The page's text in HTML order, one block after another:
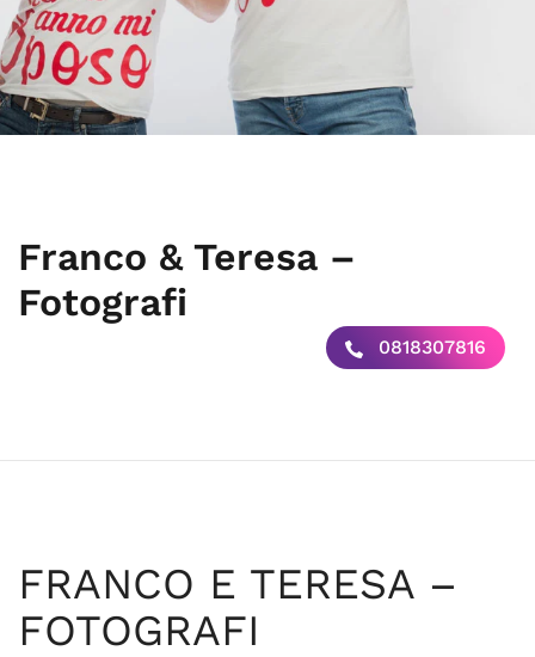
Franco & Teresa –
Fotografi
0818307816
FRANCO E TERESA –
FOTOGRAFI